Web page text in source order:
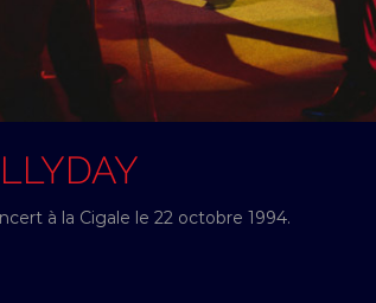
à la Cigale le 22 octobre 1994.